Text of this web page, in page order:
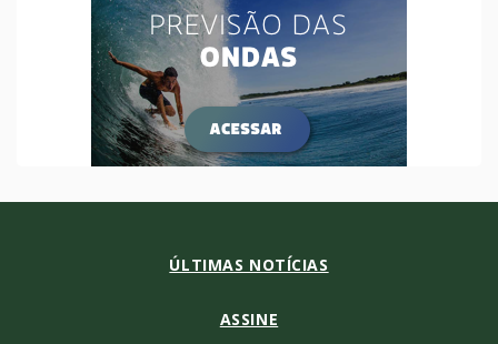
ÚLTIMAS NOTÍCIAS
ASSINE